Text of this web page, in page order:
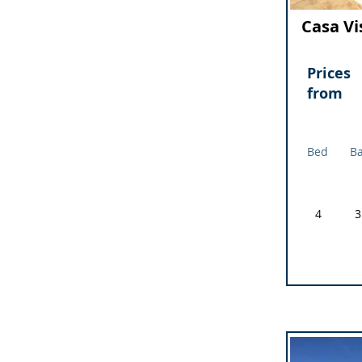
Casa
Prices
from
Bed
4 3